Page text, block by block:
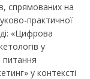
спрямованих на
практичної
«Цифрова
у
питання
у контексті